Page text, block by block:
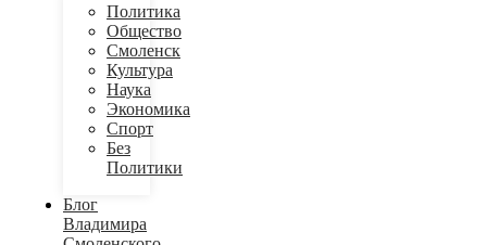
Политика
Общество
Смоленск
Культура
Наука
Экономика
Спорт
Без
Политики
Блог
Владимира